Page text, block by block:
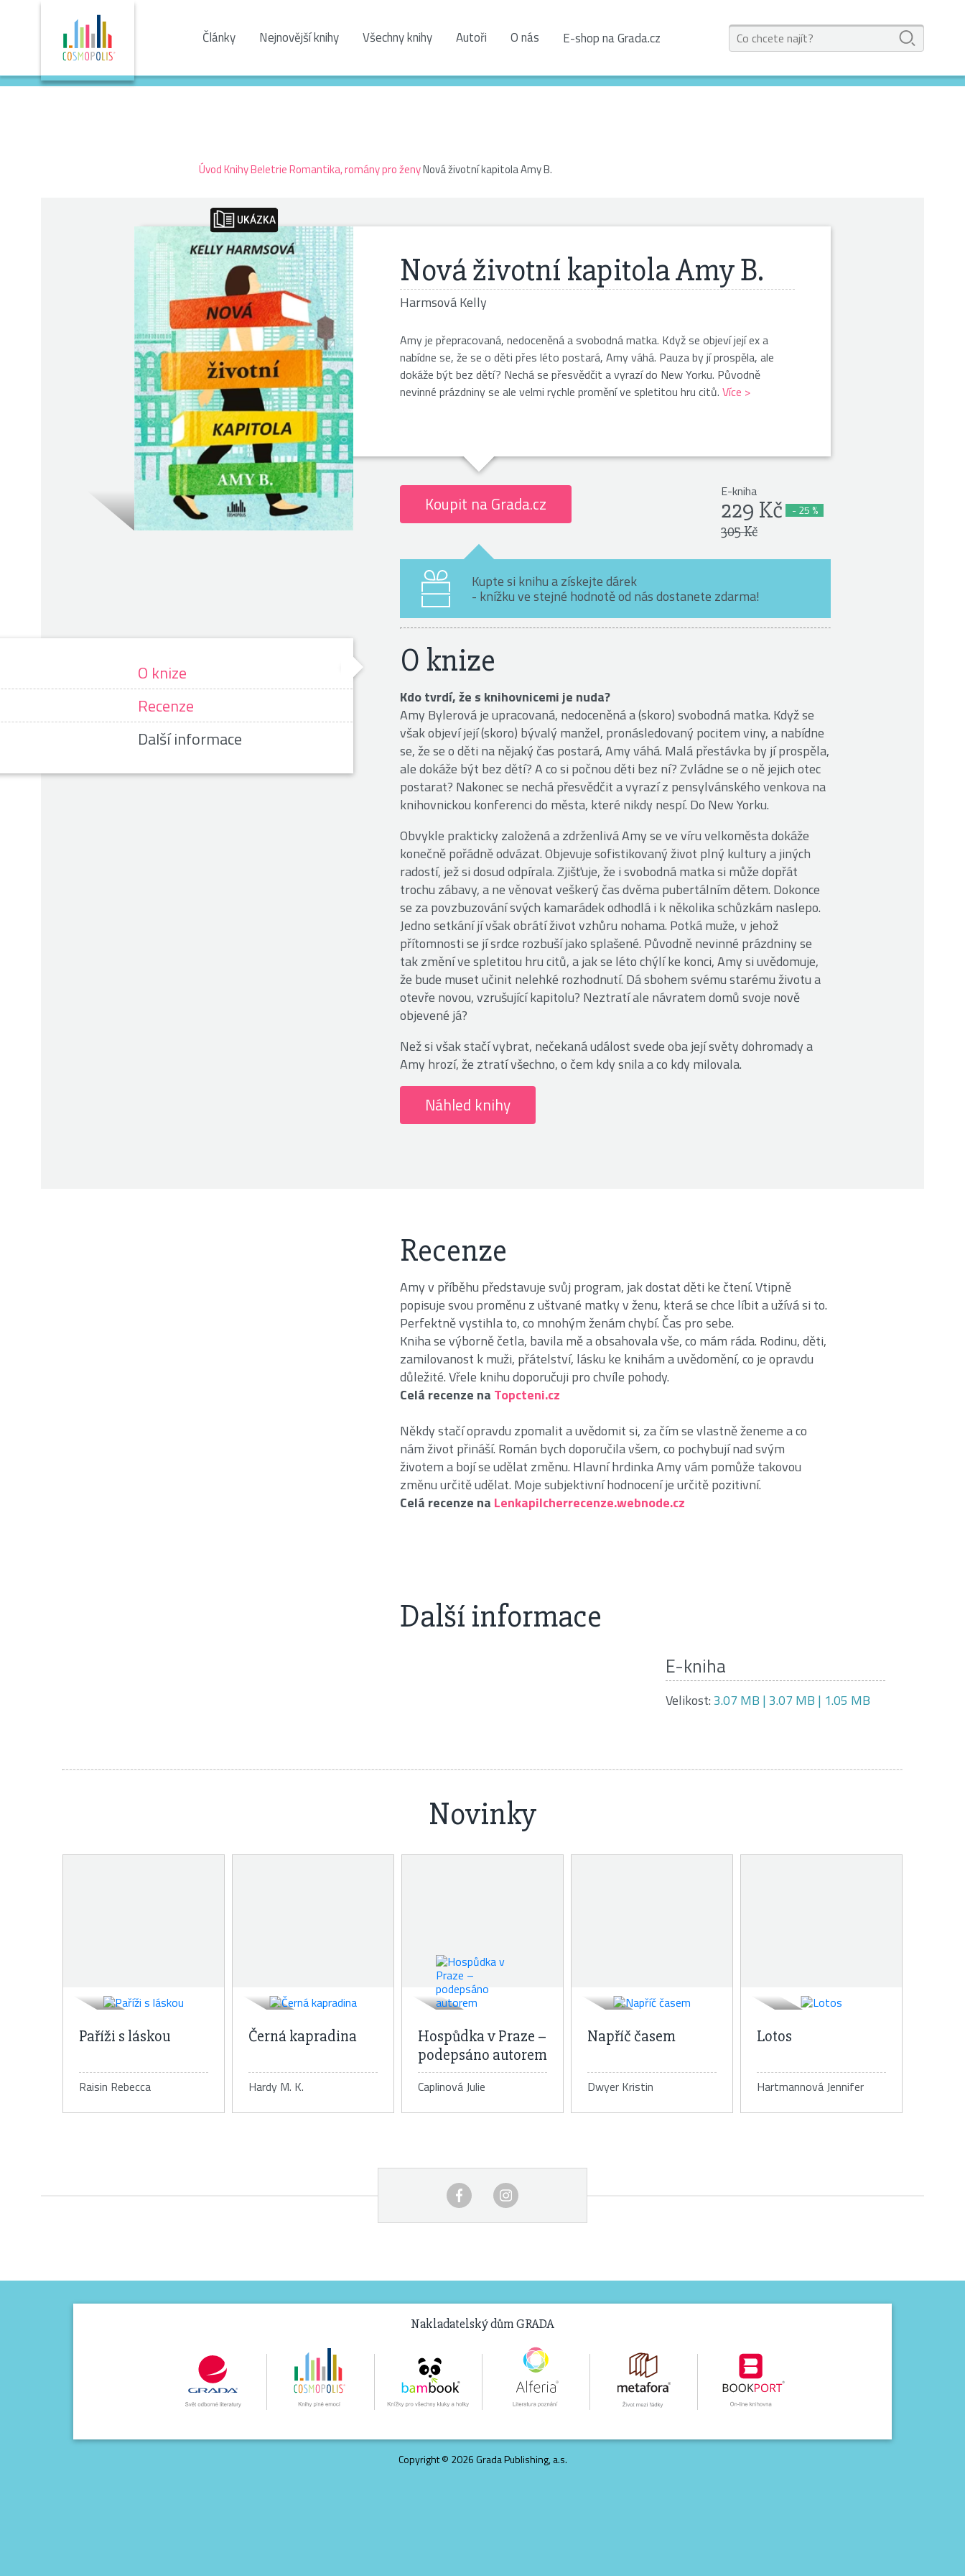
Články Nejnovější knihy Všechny knihy Autoři O nás E-shop na Grada.cz
ÚvodKnihyBeletrieRomantika, romány pro ženyNová životní kapitola Amy B.
Nová životní kapitola Amy B.
Harmsová Kelly
Amy je přepracovaná, nedoceněná a svobodná matka. Když se objeví její ex a
nabídne se, že se o děti přes léto postará, Amy váhá. Pauza by jí prospěla, ale
dokáže být bez dětí? Nechá se přesvědčit a vyrazí do New Yorku. Původně
nevinné prázdniny se ale velmi rychle promění ve spletitou hru citů. Více >
Koupit na Grada.cz
E-kniha
229 Kč
305 Kč
- 25 %
Kupte si knihu a získejte dárek
- knížku ve stejné hodnotě od nás dostanete zdarma!
O knize
Recenze
Další informace
O knize
Kdo tvrdí, že s knihovnicemi je nuda?
Amy Bylerová je upracovaná, nedoceněná a (skoro) svobodná matka. Když se
však objeví její (skoro) bývalý manžel, pronásledovaný pocitem viny, a nabídne
se, že se o děti na nějaký čas postará, Amy váhá. Malá přestávka by jí prospěla,
ale dokáže být bez dětí? A co si počnou děti bez ní? Zvládne se o ně jejich otec
postarat? Nakonec se nechá přesvědčit a vyrazí z pensylvánského venkova na
knihovnickou konferenci do města, které nikdy nespí. Do New Yorku.
Obvykle prakticky založená a zdrženlivá Amy se ve víru velkoměsta dokáže
konečně pořádně odvázat. Objevuje sofistikovaný život plný kultury a jiných
radostí, jež si dosud odpírala. Zjišťuje, že i svobodná matka si může dopřát
trochu zábavy, a ne věnovat veškerý čas dvěma pubertálním dětem. Dokonce
se za povzbuzování svých kamarádek odhodlá i k několika schůzkám naslepo.
Jedno setkání jí však obrátí život vzhůru nohama. Potká muže, v jehož
přítomnosti se jí srdce rozbuší jako splašené. Původně nevinné prázdniny se
tak změní ve spletitou hru citů, a jak se léto chýlí ke konci, Amy si uvědomuje,
že bude muset učinit nelehké rozhodnutí. Dá sbohem svému starému životu a
otevře novou, vzrušující kapitolu? Neztratí ale návratem domů svoje nově
objevené já?
Než si však stačí vybrat, nečekaná událost svede oba její světy dohromady a
Amy hrozí, že ztratí všechno, o čem kdy snila a co kdy milovala.
Náhled knihy
Recenze
Amy v příběhu představuje svůj program, jak dostat děti ke čtení. Vtipně
popisuje svou proměnu z uštvané matky v ženu, která se chce líbit a užívá si to.
Perfektně vystihla to, co mnohým ženám chybí. Čas pro sebe.
Kniha se výborně četla, bavila mě a obsahovala vše, co mám ráda. Rodinu, děti,
zamilovanost k muži, přátelství, lásku ke knihám a uvědomění, co je opravdu
důležité. Vřele knihu doporučuji pro chvíle pohody.
Celá recenze na Topcteni.cz
Někdy stačí opravdu zpomalit a uvědomit si, za čím se vlastně ženeme a co
nám život přináší. Román bych doporučila všem, co pochybují nad svým
životem a bojí se udělat změnu. Hlavní hrdinka Amy vám pomůže takovou
změnu určitě udělat. Moje subjektivní hodnocení je určitě pozitivní.
Celá recenze na Lenkapilcherrecenze.webnode.cz
Další informace
E-kniha
Velikost:3.07 MB | 3.07 MB | 1.05 MB
Novinky
Paříži s láskou
Raisin Rebecca
Detail knihy
Černá kapradina
Hardy M. K.Detail knihy
Hospůdka v Praze –
podepsáno autorem
Caplinová JulieDetail knihy
Napříč časem
Dwyer KristinDetail knihy
Lotos
Hartmannová Jennifer
Detail knihy
Nakladatelský dům GRADA
Copyright © 2026 Grada Publishing, a.s.